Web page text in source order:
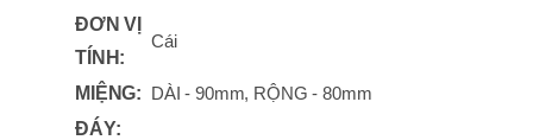
ĐƠN VỊ
TÍNH:
Cái
MIỆNG: DÀI - 90mm, RỘNG - 80mm
ĐÁY: